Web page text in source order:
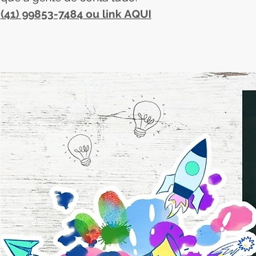
(41) 99853-7484 ou link AQUI